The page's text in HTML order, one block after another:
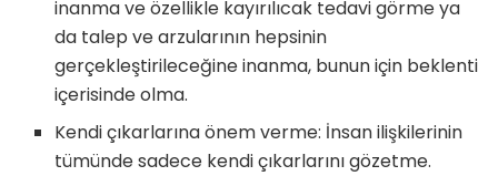
inanma ve özellikle kayırılıcak tedavi görme ya
da talep ve arzularının hepsinin
gerçekleştirileceğine inanma, bunun için beklenti
içerisinde olma.
Kendi çıkarlarına önem verme: İnsan ilişkilerinin
tümünde sadece kendi çıkarlarını gözetme.